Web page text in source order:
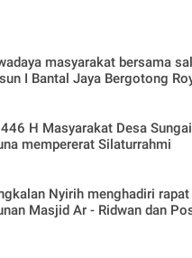
masyarakat bersama
I Bantal Jaya Bergotong
H Masyarakat Desa
mempererat Silaturrahmi
Nyirih menghadiri
Masjid Ar - Ridwan dan